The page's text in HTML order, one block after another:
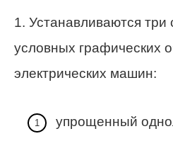
1. Устанавливаются три
условных графических
электрических машин:
упрощенный